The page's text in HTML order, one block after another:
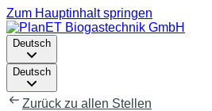
Zum Hauptinhalt springen
Deutsch
Deutsch
Zurück zu allen Stellen